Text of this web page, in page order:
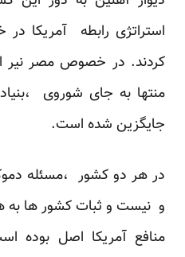
استراتژی رابطه آمریکا
کردند. در خصوص مصر نیر
منتها به جای شوروی
جایگزین شده است.
در هر دو کشور ،مسئله
و نیست و ثبات کشور ها به
منافع آمریکا اصل بوده